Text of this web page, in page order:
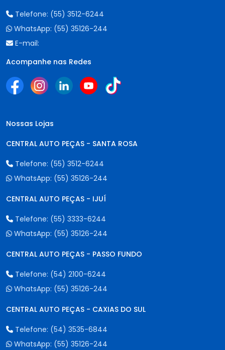
Telefone: (55) 3512-6244
WhatsApp: (55) 35126-244
E-mail:
Acompanhe nas Redes
Nossas Lojas
CENTRAL AUTO PEÇAS - SANTA ROSA
Telefone: (55) 3512-6244
WhatsApp: (55) 35126-244
CENTRAL AUTO PEÇAS - IJUÍ
Telefone: (55) 3333-6244
WhatsApp: (55) 35126-244
CENTRAL AUTO PEÇAS - PASSO FUNDO
Telefone: (54) 2100-6244
WhatsApp: (55) 35126-244
CENTRAL AUTO PEÇAS - CAXIAS DO SUL
Telefone: (54) 3535-6844
WhatsApp: (55) 35126-244